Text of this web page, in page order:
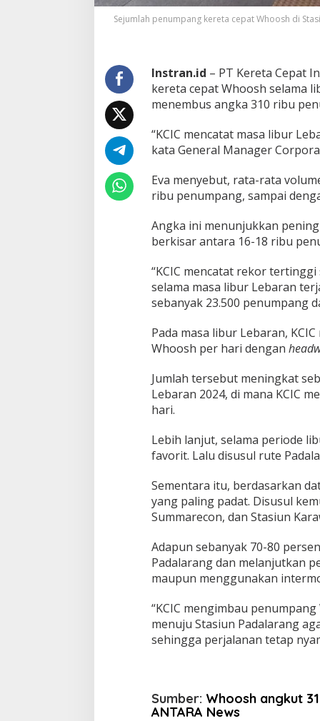
b
u
b
r
a
Sejumlah penumpang kereta cepat Whoosh di
Instran.id – PT Kereta Cepat
kereta cepat Whoosh selama
menembus angka 310 ribu
“KCIC mencatat masa libur
kata General Manager
Eva menyebut, rata-rata
ribu penumpang, sampai
Angka ini menunjukkan
berkisar antara 16-18 ribu
“KCIC mencatat rekor
selama masa libur Lebaran
sebanyak 23.500 penumpang
Pada masa libur Lebaran,
Whoosh per hari dengan
Jumlah tersebut meningkat
Lebaran 2024, di mana KCIC
hari.
Lebih lanjut, selama periode
favorit. Lalu disusul rute
Sementara itu, berdasarkan
yang paling padat. Disusul
Summarecon, dan Stasiun
Adapun sebanyak 70-80
Padalarang dan melanjutkan
maupun menggunakan
“KCIC mengimbau
menuju Stasiun Padalarang
sehingga perjalanan tetap
Sumber: Whoosh angkut
ANTARA News